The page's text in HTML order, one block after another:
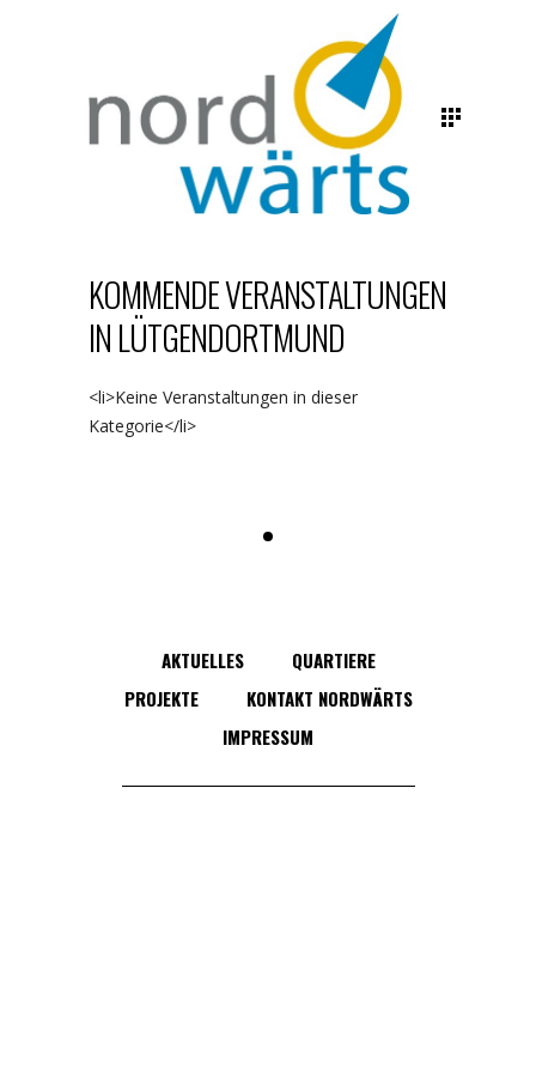
KOMMENDE VERANSTALTUNGEN
IN LÜTGENDORTMUND
<li>Keine Veranstaltungen in dieser
Kategorie</li>
AKTUELLES
QUARTIERE
PROJEKTE
KONTAKT NORDWÄRTS
IMPRESSUM